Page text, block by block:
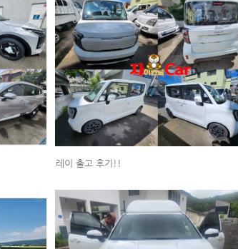
레이 출고 후기!!